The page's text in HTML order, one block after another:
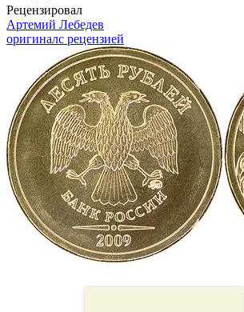
Рецензировал
Артемий Лебедев
оригиналс рецензией